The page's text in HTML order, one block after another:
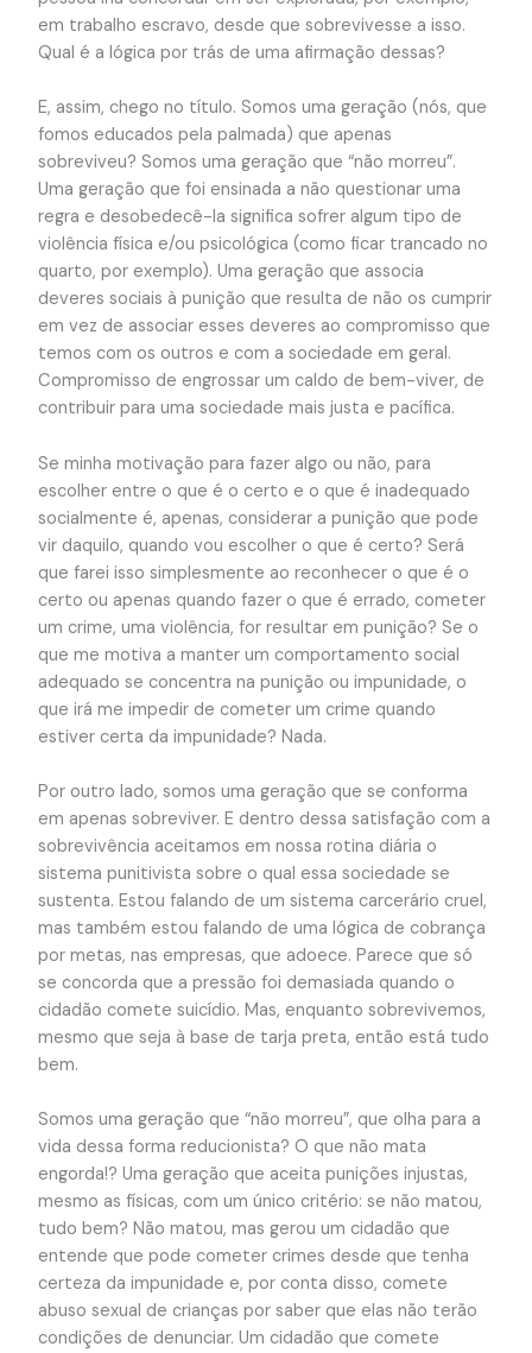
em trabalho escravo, desde que sobrevivesse a isso.
Qual é a lógica por trás de uma afirmação dessas?
E, assim, chego no título. Somos uma geração (nós, que
fomos educados pela palmada) que apenas
sobreviveu? Somos uma geração que “não morreu”.
Uma geração que foi ensinada a não questionar uma
regra e desobedecê-la significa sofrer algum tipo de
violência física e/ou psicológica (como ficar trancado no
quarto, por exemplo). Uma geração que associa
deveres sociais à punição que resulta de não os cumprir
em vez de associar esses deveres ao compromisso que
temos com os outros e com a sociedade em geral.
Compromisso de engrossar um caldo de bem-viver, de
contribuir para uma sociedade mais justa e pacífica.
Se minha motivação para fazer algo ou não, para
escolher entre o que é o certo e o que é inadequado
socialmente é, apenas, considerar a punição que pode
vir daquilo, quando vou escolher o que é certo? Será
que farei isso simplesmente ao reconhecer o que é o
certo ou apenas quando fazer o que é errado, cometer
um crime, uma violência, for resultar em punição? Se o
que me motiva a manter um comportamento social
adequado se concentra na punição ou impunidade, o
que irá me impedir de cometer um crime quando
estiver certa da impunidade? Nada.
Por outro lado, somos uma geração que se conforma
em apenas sobreviver. E dentro dessa satisfação com a
sobrevivência aceitamos em nossa rotina diária o
sistema punitivista sobre o qual essa sociedade se
sustenta. Estou falando de um sistema carcerário cruel,
mas também estou falando de uma lógica de cobrança
por metas, nas empresas, que adoece. Parece que só
se concorda que a pressão foi demasiada quando o
cidadão comete suicídio. Mas, enquanto sobrevivemos,
mesmo que seja à base de tarja preta, então está tudo
bem.
Somos uma geração que “não morreu”, que olha para a
vida dessa forma reducionista? O que não mata
engorda!? Uma geração que aceita punições injustas,
mesmo as físicas, com um único critério: se não matou,
tudo bem? Não matou, mas gerou um cidadão que
entende que pode cometer crimes desde que tenha
certeza da impunidade e, por conta disso, comete
abuso sexual de crianças por saber que elas não terão
condições de denunciar. Um cidadão que comete